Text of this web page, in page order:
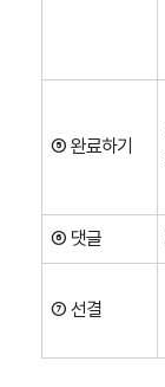
⑤ 완료하기
⑥ 댓글
⑦ 선결